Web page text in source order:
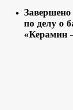
Завершено
по делу о
«Керамин